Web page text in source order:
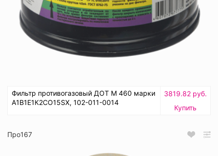
Фильтр противогазовый ДОТ М 460 марки
А1В1Е1К2СО15SX, 102-011-0014
3819.82 руб.
Купить
Про167